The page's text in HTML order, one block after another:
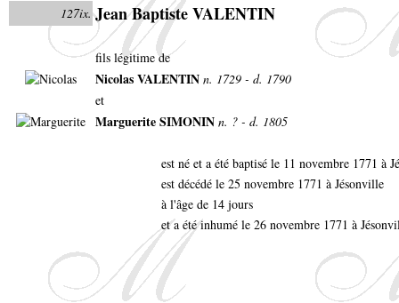
127ix. Jean Baptiste VALENTIN
fils légitime de
Nicolas VALENTIN n. 1729 - d. 1790
et
Marguerite SIMONIN n. ? - d. 1805
est né et a été baptisé le 11 novembre 1771 à
est décédé le 25 novembre 1771 à Jésonville
à l'âge de 14 jours
et a été inhumé le 26 novembre 1771 à